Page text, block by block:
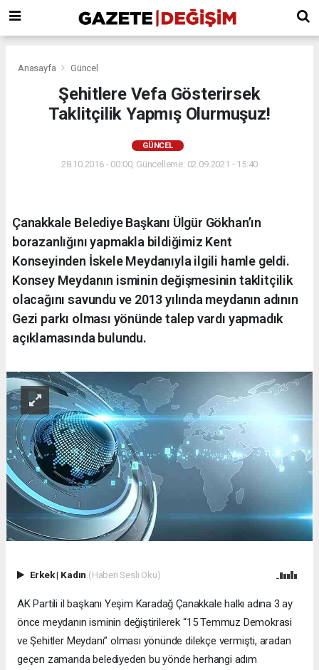
Anasayfa Güncel
Şehitlere Vefa Gösterirsek
Taklitçilik Yapmış Olurmuşuz!
GÜNCEL
28.10.2016 - 00:00, Güncelleme: 02.09.2021 - 15:40
Çanakkale Belediye Başkanı Ülgür Gökhan’ın
borazanlığını yapmakla bildiğimiz Kent
Konseyinden İskele Meydanıyla ilgili hamle geldi.
Konsey Meydanın isminin değişmesinin taklitçilik
olacağını savundu ve 2013 yılında meydanın adının
Gezi parkı olması yönünde talep vardı yapmadık
açıklamasında bulundu.
Erkek| Kadın (Haberi Sesli Oku)
AK Partili il başkanı Yeşim Karadağ Çanakkale halkı adına 3 ay
önce meydanın isminin değiştirilerek “15 Temmuz Demokrasi
ve Şehitler Meydanı” olması yönünde dilekçe vermişti, aradan
geçen zamanda belediyeden bu yönde herhangi adım